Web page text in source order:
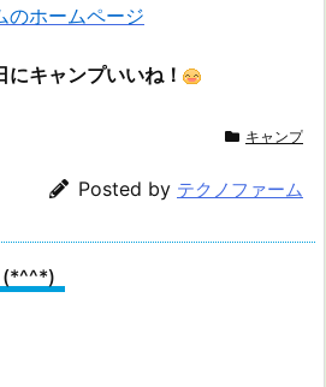
のホームページ
ャンプいいね！
キャンプ
Posted by テクノファーム